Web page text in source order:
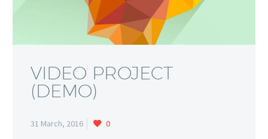
VIDEO PROJECT
(DEMO)
31 March, 2016 0